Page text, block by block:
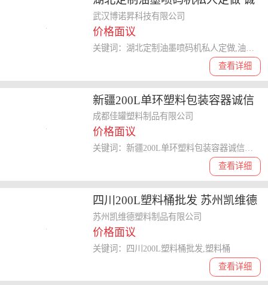
信经营 武汉博诺昇科技供应
武汉博诺昇科技有限公司
价格面议
查看详细
新疆200L单环塑料包装容器诚信
服务 欢迎来电 成都佳罐塑料制品
供应
成都佳罐塑料制品有限公司
价格面议
查看详细
关键词：新疆200L单环塑料包装容器诚信服务,塑料包装容器
四川200L塑料桶批发 苏州凯维德
塑料制品供应
苏州凯维德塑料制品有限公司
价格面议
查看详细
关键词：四川200L塑料桶批发,塑料桶